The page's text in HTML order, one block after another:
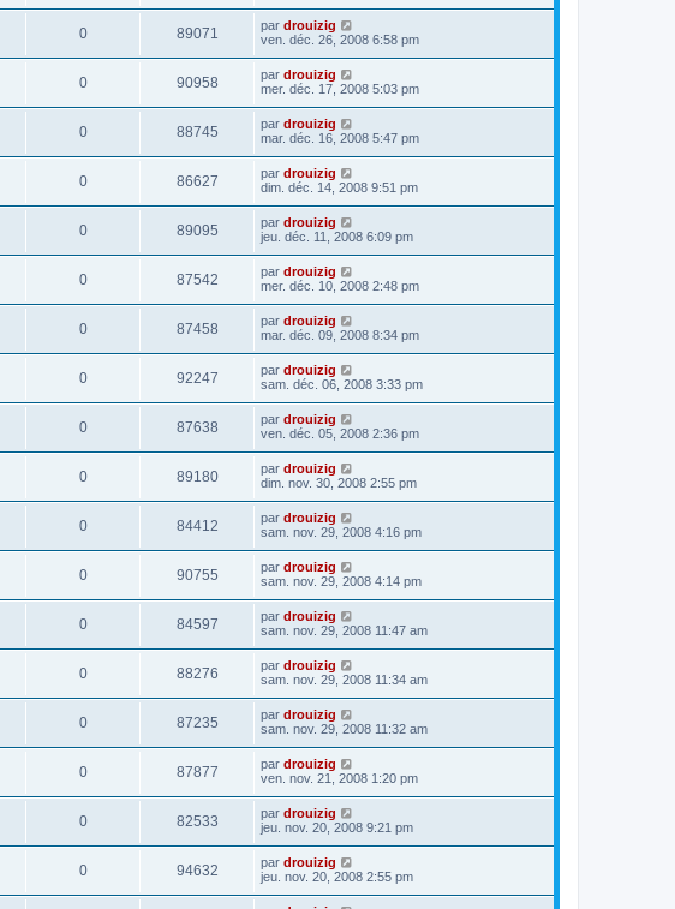
0 89071 par drouizig
ven. déc. 26, 2008 6:58 pm
0 90958 par drouizig
mer. déc. 17, 2008 5:03 pm
0 88745 par drouizig
mar. déc. 16, 2008 5:47 pm
0 86627 par drouizig
dim. déc. 14, 2008 9:51 pm
0 89095 par drouizig
jeu. déc. 11, 2008 6:09 pm
0 87542 par drouizig
mer. déc. 10, 2008 2:48 pm
0 87458 par drouizig
mar. déc. 09, 2008 8:34 pm
0 92247 par drouizig
sam. déc. 06, 2008 3:33 pm
0 87638 par drouizig
ven. déc. 05, 2008 2:36 pm
0 89180 par drouizig
dim. nov. 30, 2008 2:55 pm
0 84412 par drouizig
sam. nov. 29, 2008 4:16 pm
0 90755 par drouizig
sam. nov. 29, 2008 4:14 pm
0 84597 par drouizig
sam. nov. 29, 2008 11:47 am
0 88276 par drouizig
sam. nov. 29, 2008 11:34 am
0 87235 par drouizig
sam. nov. 29, 2008 11:32 am
0 87877 par drouizig
ven. nov. 21, 2008 1:20 pm
0 82533 par drouizig
jeu. nov. 20, 2008 9:21 pm
0 94632 par drouizig
jeu. nov. 20, 2008 2:55 pm